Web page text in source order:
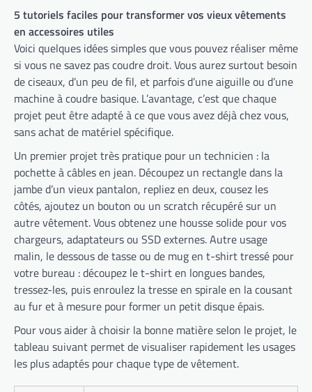
5 tutoriels faciles pour transformer vos vieux vêtements
en accessoires utiles
Voici quelques idées simples que vous pouvez réaliser même
si vous ne savez pas coudre droit. Vous aurez surtout besoin
de ciseaux, d’un peu de fil, et parfois d’une aiguille ou d’une
machine à coudre basique. L’avantage, c’est que chaque
projet peut être adapté à ce que vous avez déjà chez vous,
sans achat de matériel spécifique.
Un premier projet très pratique pour un technicien : la
pochette à câbles en jean. Découpez un rectangle dans la
jambe d’un vieux pantalon, repliez en deux, cousez les
côtés, ajoutez un bouton ou un scratch récupéré sur un
autre vêtement. Vous obtenez une housse solide pour vos
chargeurs, adaptateurs ou SSD externes. Autre usage
malin, le dessous de tasse ou de mug en t-shirt tressé pour
votre bureau : découpez le t-shirt en longues bandes,
tressez-les, puis enroulez la tresse en spirale en la cousant
au fur et à mesure pour former un petit disque épais.
Pour vous aider à choisir la bonne matière selon le projet, le
tableau suivant permet de visualiser rapidement les usages
les plus adaptés pour chaque type de vêtement.